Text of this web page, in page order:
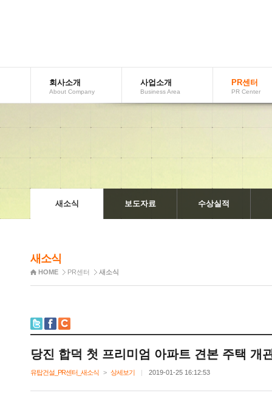
회사소개
AboutCompany
사업소개
BusinessArea
PR센터
PRCenter
새소식 보도자료 수상실적
새소식
HOME PR센터 새소식
당진합덕첫프리미엄아파트견본주택개
유탑건설_PR센터_새소식 > 상세보기 | 2019-01-2516:12:53